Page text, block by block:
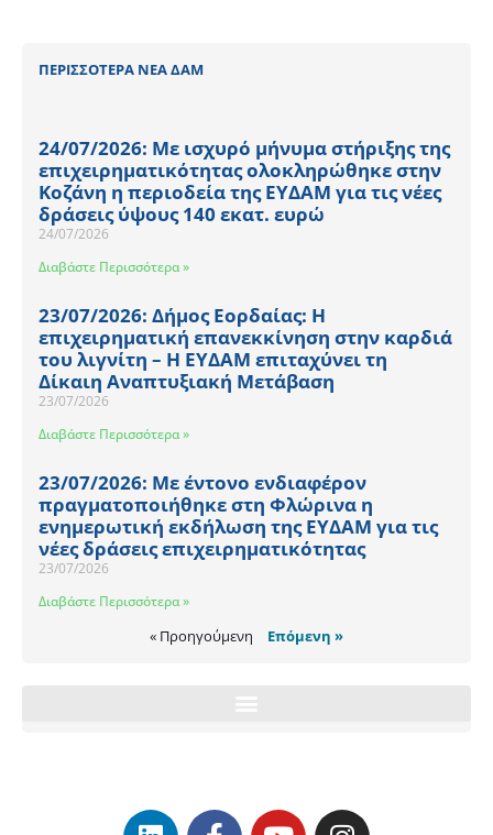
ΠΕΡΙΣΣΟΤΕΡΑ ΝΕΑ ΔΑΜ
24/07/2026: Με ισχυρό μήνυμα στήριξης της
επιχειρηματικότητας ολοκληρώθηκε στην
Κοζάνη η περιοδεία της ΕΥΔΑΜ για τις νέες
δράσεις ύψους 140 εκατ. ευρώ
24/07/2026
Διαβάστε Περισσότερα »
23/07/2026: Δήμος Εορδαίας: Η
επιχειρηματική επανεκκίνηση στην καρδιά
του λιγνίτη – Η ΕΥΔΑΜ επιταχύνει τη
Δίκαιη Αναπτυξιακή Μετάβαση
23/07/2026
Διαβάστε Περισσότερα »
23/07/2026: Με έντονο ενδιαφέρον
πραγματοποιήθηκε στη Φλώρινα η
ενημερωτική εκδήλωση της ΕΥΔΑΜ για τις
νέες δράσεις επιχειρηματικότητας
23/07/2026
Διαβάστε Περισσότερα »
« Προηγούμενη Επόμενη »